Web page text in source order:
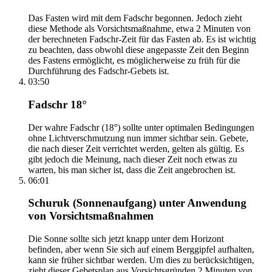
Das Fasten wird mit dem Fadschr begonnen. Jedoch zieht
diese Methode als Vorsichtsmaßnahme, etwa 2 Minuten von
der berechneten Fadschr-Zeit für das Fasten ab. Es ist wichtig
zu beachten, dass obwohl diese angepasste Zeit den Beginn
des Fastens ermöglicht, es möglicherweise zu früh für die
Durchführung des Fadschr-Gebets ist.
03:50
Fadschr 18°
Der wahre Fadschr (18°) sollte unter optimalen Bedingungen
ohne Lichtverschmutzung nun immer sichtbar sein. Gebete,
die nach dieser Zeit verrichtet werden, gelten als gültig. Es
gibt jedoch die Meinung, nach dieser Zeit noch etwas zu
warten, bis man sicher ist, dass die Zeit angebrochen ist.
06:01
Schuruk (Sonnenaufgang) unter Anwendung
von Vorsichtsmaßnahmen
Die Sonne sollte sich jetzt knapp unter dem Horizont
befinden, aber wenn Sie sich auf einem Berggipfel aufhalten,
kann sie früher sichtbar werden. Um dies zu berücksichtigen,